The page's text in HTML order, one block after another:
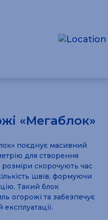
«Мегаблок»
поєднує масивний
для створення
скорочують час
швів, формуючи
Такий блок
огорожі та забезпечує